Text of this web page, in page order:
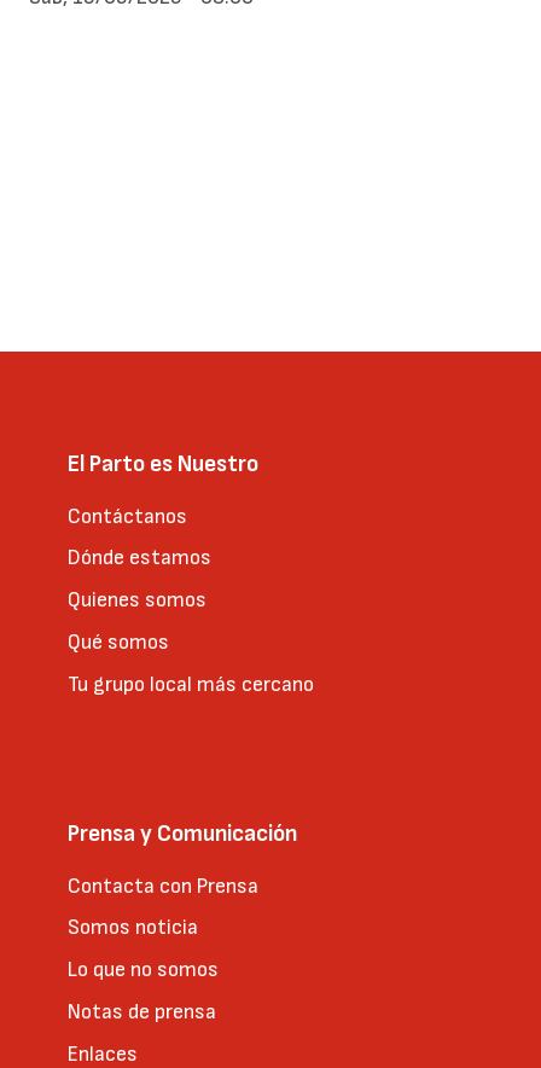
El Parto es Nuestro
Contáctanos
Dónde estamos
Quienes somos
Qué somos
Tu grupo local más cercano
Prensa y Comunicación
Contacta con Prensa
Somos noticia
Lo que no somos
Notas de prensa
Enlaces